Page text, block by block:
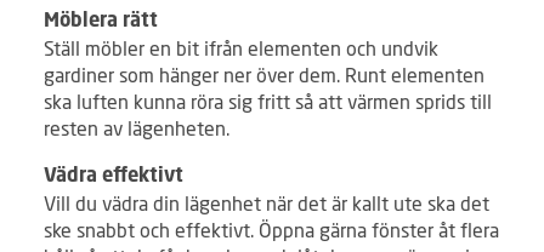
Möblera rätt
Ställ möbler en bit ifrån elementen och undvik
gardiner som hänger ner över dem. Runt elementen
ska luften kunna röra sig fritt så att värmen sprids till
resten av lägenheten.
Vädra effektivt
Vill du vädra din lägenhet när det är kallt ute ska det
ske snabbt och effektivt. Öppna gärna fönster åt flera